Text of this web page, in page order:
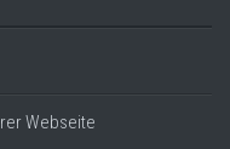
Webseite